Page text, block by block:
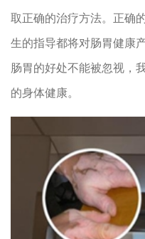
取正确的治疗方法。正确
生的指导都将对肠胃健康
肠胃的好处不能被忽视，
的身体健康。